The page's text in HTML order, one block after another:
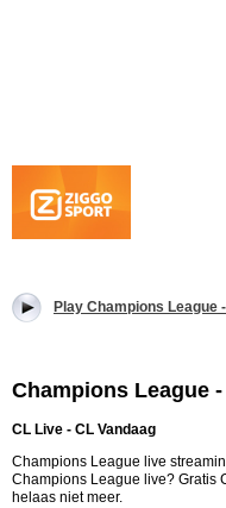
Play Champions League
Champions League
CL Live - CL Vandaag
Champions League live
Champions League live? Gratis
helaas niet meer.